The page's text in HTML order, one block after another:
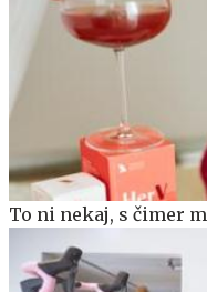
To ni nekaj, s čimer